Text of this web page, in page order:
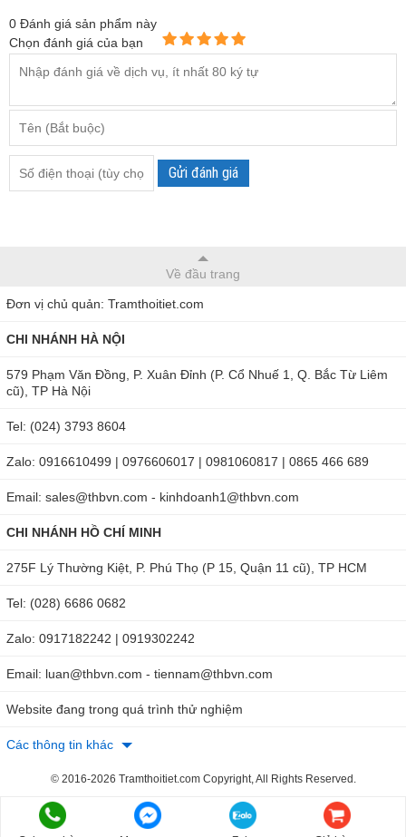
Để nhận tư vấn chuyên sâu và báo giá cạnh tranh về máy
đo độ ẩm gỗ MD-912 ngay lập tức, hãy liên hệ với chúng tôi
quaHotline: 0904 810 817 ở Hà Nội và 0979 244 335 ở Hồ
đáp nhiệt tình và bảo hành sản phẩm khi đặt tại THB Việt
Nam theo một trong hai website sau:
https://thbvietnam.com/may-do-do-am-go-md-912.html
0 Đánh giá sản phẩm này
Chọn đánh giá của bạn
Gửi đánh giá
Về đầu trang
Đơn vị chủ quản: Tramthoitiet.com
CHI NHÁNH HÀ NỘI
579 Phạm Văn Đồng, P. Xuân Đỉnh (P. Cổ Nhuế 1, Q. Bắc Từ Liêm
cũ), TP Hà Nội
Tel: (024) 3793 8604
Zalo: 0916610499 | 0976606017 | 0981060817 | 0865 466 689
Email: sales@thbvn.com - kinhdoanh1@thbvn.com
CHI NHÁNH HỒ CHÍ MINH
275F Lý Thường Kiệt, P. Phú Thọ (P 15, Quận 11 cũ), TP HCM
Tel: (028) 6686 0682
Zalo: 0917182242 | 0919302242
Email: luan@thbvn.com - tiennam@thbvn.com
Website đang trong quá trình thử nghiệm
Các thông tin khác
© 2016-2026 Tramthoitiet.com Copyright, All Rights Reserved.